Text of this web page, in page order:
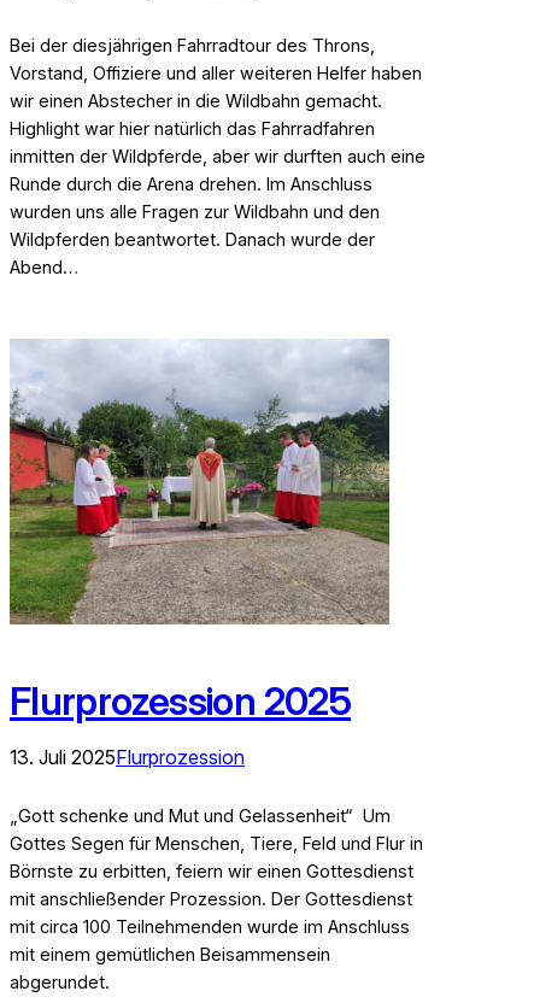
Bei der diesjährigen Fahrradtour des Throns,
Vorstand, Offiziere und aller weiteren Helfer haben
wir einen Abstecher in die Wildbahn gemacht.
Highlight war hier natürlich das Fahrradfahren
inmitten der Wildpferde, aber wir durften auch eine
Runde durch die Arena drehen. Im Anschluss
wurden uns alle Fragen zur Wildbahn und den
Wildpferden beantwortet. Danach wurde der
Abend…
Flurprozession 2025
13. Juli 2025Flurprozession
„Gott schenke und Mut und Gelassenheit“ Um
Gottes Segen für Menschen, Tiere, Feld und Flur in
Börnste zu erbitten, feiern wir einen Gottesdienst
mit anschließender Prozession. Der Gottesdienst
mit circa 100 Teilnehmenden wurde im Anschluss
mit einem gemütlichen Beisammensein
abgerundet.